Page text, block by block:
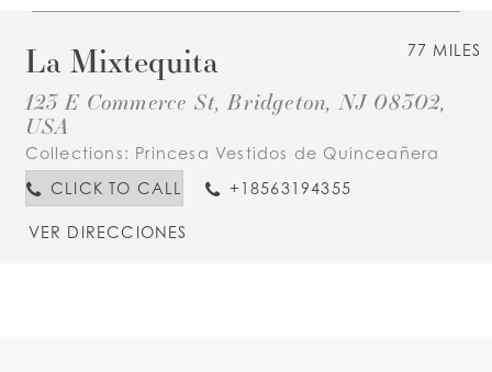
77 MILES
La Mixtequita
123 E Commerce St, Bridgeton, NJ 08302,
USA
Collections: Princesa Vestidos de Quinceañera
CLICK TO CALL
+18563194355
VER DIRECCIONES